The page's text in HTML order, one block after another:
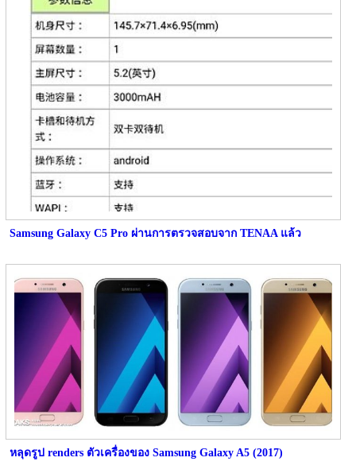
Samsung Galaxy C5 Pro ผ่านการตรวจสอบจาก TENAA แล้ว
หลุดรูป renders ตัวเครื่องของ Samsung Galaxy A5 (2017)